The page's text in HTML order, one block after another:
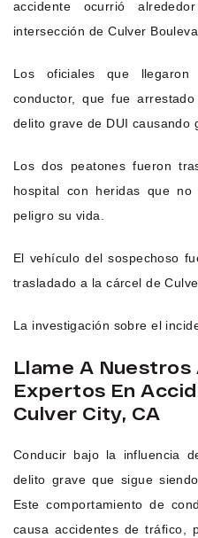
accidente ocurrió
intersección de Culver
Los oficiales que
conductor, que fue
delito grave de DUI causando
Los dos peatones fueron
hospital con heridas que
peligro su vida.
El vehículo del sospechoso
trasladado a la cárcel de
La investigación sobre el
Llame A Nuestros
Expertos En
Culver City, CA
Conducir bajo la influencia
delito grave que sigue
Este comportamiento de
causa accidentes de tráfico,